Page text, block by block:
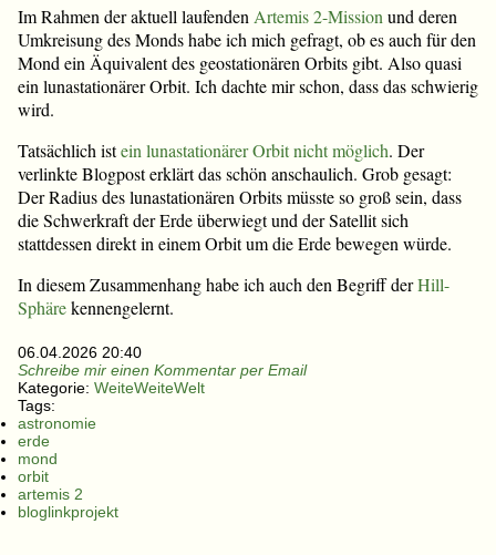
Im Rahmen der aktuell laufenden Artemis 2-Mission und deren
Umkreisung des Monds habe ich mich gefragt, ob es auch für den
Mond ein Äquivalent des geostationären Orbits gibt. Also quasi
ein lunastationärer Orbit. Ich dachte mir schon, dass das schwierig
wird.
Tatsächlich istein lunastationärer Orbit nicht möglich. Der
verlinkte Blogpost erklärt das schön anschaulich. Grob gesagt:
Der Radius des lunastationären Orbits müsste so groß sein, dass
die Schwerkraft der Erde überwiegt und der Satellit sich
stattdessen direkt in einem Orbit um die Erde bewegen würde.
In diesem Zusammenhang habe ich auch den Begriff derHill-
Sphärekennengelernt.
06.04.2026 20:40
Schreibe mir einen Kommentar per Email
Kategorie: WeiteWeiteWelt
Tags:
astronomie
erde
mond
orbit
artemis 2
bloglinkprojekt